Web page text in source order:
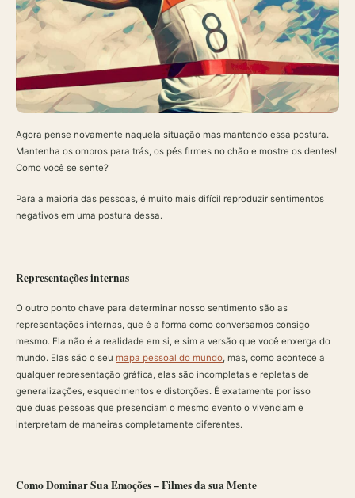
Agora pense novamente naquela situação mas mantendo essa postura.
Mantenha os ombros para trás, os pés firmes no chão e mostre os dentes!
Como você se sente?
Para a maioria das pessoas, é muito mais difícil reproduzir sentimentos
negativos em uma postura dessa.
Representações internas
O outro ponto chave para determinar nosso sentimento são as
representações internas, que é a forma como conversamos consigo
mesmo. Ela não é a realidade em si, e sim a versão que você enxerga do
mundo. Elas são o seu mapa pessoal do mundo, mas, como acontece a
qualquer representação gráfica, elas são incompletas e repletas de
generalizações, esquecimentos e distorções. É exatamente por isso
que duas pessoas que presenciam o mesmo evento o vivenciam e
interpretam de maneiras completamente diferentes.
Como Dominar Sua Emoções – Filmes da sua Mente